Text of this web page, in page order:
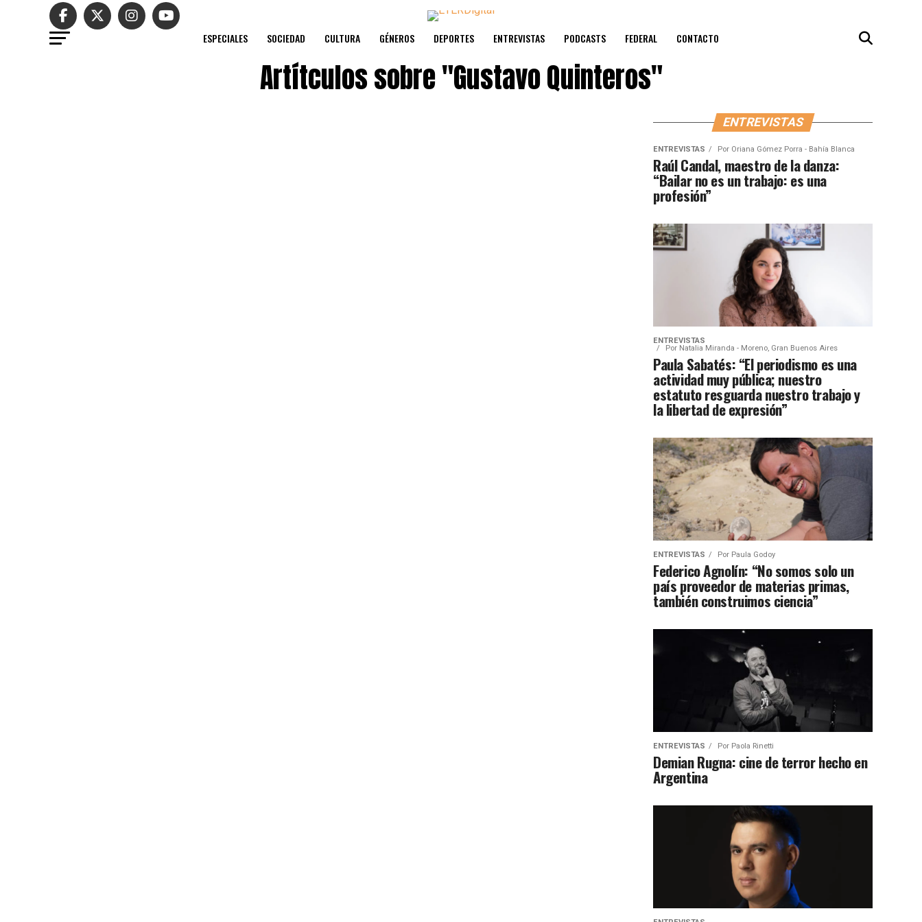
ESPECIALES SOCIEDAD CULTURA GÉNEROS DEPORTES ENTREVISTAS PODCASTS FEDERAL CONTACTO
Artítculos sobre"Gustavo Quinteros"
ENTREVISTAS
ENTREVISTAS Por Oriana Gómez Porra - Bahía Blanca
Raúl Candal, maestro de la danza:
“Bailar no es un trabajo: es una
profesión”
ENTREVISTAS
Por Natalia Miranda - Moreno, Gran Buenos Aires
Paula Sabatés: “El periodismo es una
actividad muy pública; nuestro
estatuto resguarda nuestro trabajo y
la libertad de expresión”
ENTREVISTAS Por Paula Godoy
Federico Agnolín: “No somos solo un
país proveedor de materias primas,
también construimos ciencia”
ENTREVISTAS Por Paola Rinetti
Demian Rugna: cine de terror hecho en
Argentina